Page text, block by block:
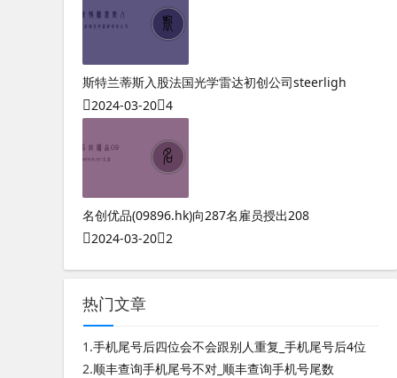
斯特兰蒂斯入股法国光学雷达初创公司steerligh
2024-03-20 4
名创优品(09896.hk)向287名雇员授出208
2024-03-20 2
热门文章
1.手机尾号后四位会不会跟别人重复_手机尾号后4位
2.顺丰查询手机尾号不对_顺丰查询手机号尾数